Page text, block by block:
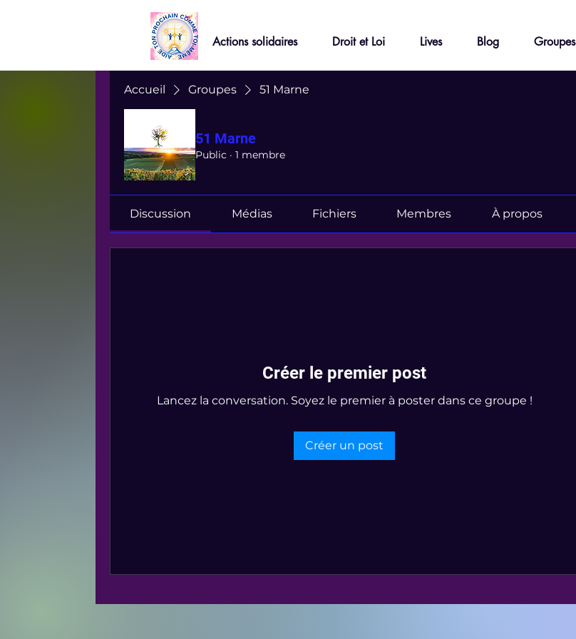
Actions solidaires Droit et Loi Lives Blog Groupes
Accueil Groupes 51 Marne
51 Marne
Public · 1 membre
Discussion Médias Fichiers Membres À propos
Créer le premier post
Lancez la conversation. Soyez le premier à poster dans ce groupe !
Créer un post